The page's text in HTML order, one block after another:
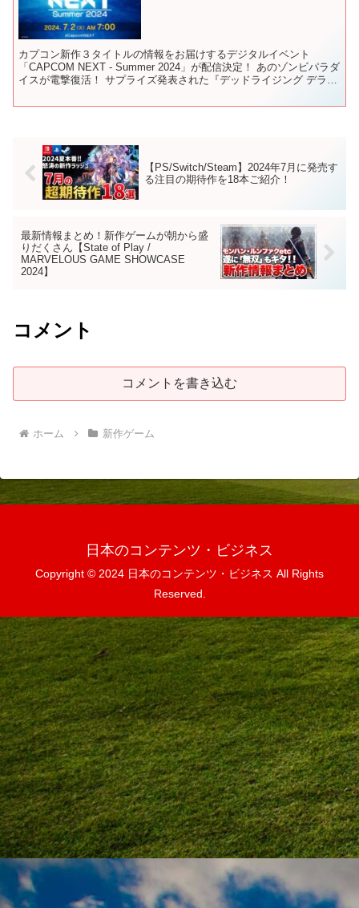
カプコン新作３タイトルの情報をお届けするデジタルイベント
「CAPCOM NEXT - Summer 2024」が配信決定！ あのゾンビパラダ
イスが電撃復活！ サプライズ発表された『デッドライジング デラッ
【PS/Switch/Steam】2024年7月に発売す
る注目の期待作を18本ご紹介！
最新情報まとめ！新作ゲームが朝から盛
りだくさん【State of Play /
MARVELOUS GAME SHOWCASE
2024】
コメント
コメントを書き込む
ホーム 新作ゲーム
日本のコンテンツ・ビジネス
Copyright © 2024 日本のコンテンツ・ビジネス All Rights
Reserved.